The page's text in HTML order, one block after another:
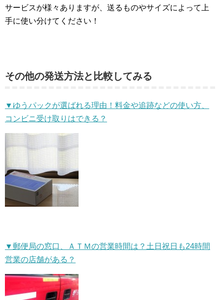
サービスが様々ありますが、送るものやサイズによって上
手に使い分けてください！
その他の発送方法と比較してみる
▼ゆうパックが選ばれる理由！料金や追跡などの使い方、
コンビニ受け取りはできる？
▼郵便局の窓口、ＡＴＭの営業時間は？土日祝日も24時間
営業の店舗がある？